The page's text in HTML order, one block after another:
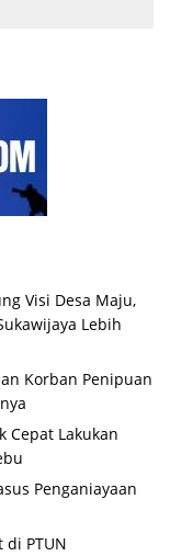
Visi Desa Maju,
Lebih
Korban Penipuan
Cepat Lakukan
Penganiayaan
di PTUN